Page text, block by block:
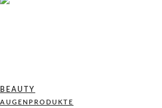
BEAUTY
AUGENPRODUKTE